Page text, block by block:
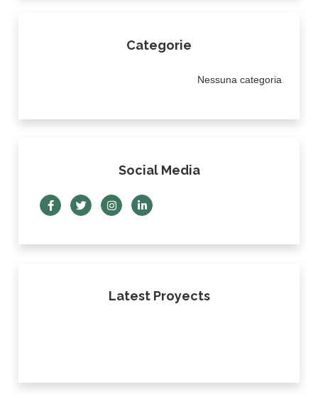
Categorie
Nessuna categoria
Social Media
Latest Proyects